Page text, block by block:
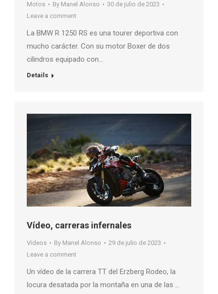
Motos By Manel Alonso
30 de julio de 2023
Leave a comment
La BMW R 1250 RS es una tourer deportiva con
mucho carácter. Con su motor Boxer de dos
cilindros equipado con…
Details
Vídeo, carreras infernales
Videos By Manel Alonso
29 de julio de 2023
Leave a comment
Un vídeo de la carrera TT del Erzberg Rodeo, la
locura desatada por la montaña en una de las …